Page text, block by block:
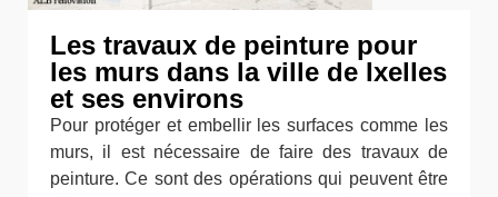
Les travaux de peinture pour
les murs dans la ville de Ixelles
et ses environs
Pour protéger et embellir les surfaces comme les
murs, il est nécessaire de faire des travaux de
peinture. Ce sont des opérations qui peuvent être